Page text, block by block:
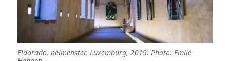
Eldorado, neimenster, Luxemburg, 2019. Photo: Emile